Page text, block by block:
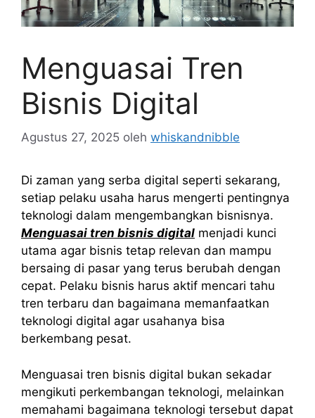
Menguasai Tren
Bisnis Digital
Agustus 27, 2025 oleh whiskandnibble
Di zaman yang serba digital seperti sekarang,
setiap pelaku usaha harus mengerti pentingnya
teknologi dalam mengembangkan bisnisnya.
Menguasai tren bisnis digital menjadi kunci
utama agar bisnis tetap relevan dan mampu
bersaing di pasar yang terus berubah dengan
cepat. Pelaku bisnis harus aktif mencari tahu
tren terbaru dan bagaimana memanfaatkan
teknologi digital agar usahanya bisa
berkembang pesat.
Menguasai tren bisnis digital bukan sekadar
mengikuti perkembangan teknologi, melainkan
memahami bagaimana teknologi tersebut dapat